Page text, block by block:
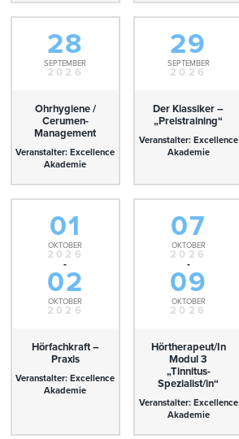
28
SEPTEMBER
2026
Ohrhygiene /
Cerumen-
Management
Veranstalter: Excellence
Akademie
29
SEPTEMBER
2026
Der Klassiker –
„Preistraining“
Veranstalter: Excellence
Akademie
01
OKTOBER
2026
-
02
OKTOBER
2026
Hörfachkraft –
Praxis
Veranstalter: Excellence
Akademie
07
OKTOBER
2026
-
09
OKTOBER
2026
Hörtherapeut/In
Modul 3
„Tinnitus-
Spezialist/in“
Veranstalter: Excellence
Akademie